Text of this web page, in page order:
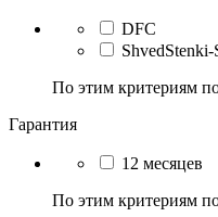
DFC
ShvedStenki-
По этим критериям
Гарантия
12 месяцев
По этим критериям